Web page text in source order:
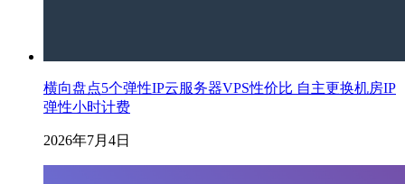
横向盘点5个弹性IP云服务器VPS性价比 自主更换机房IP
弹性小时计费
2026年7月4日